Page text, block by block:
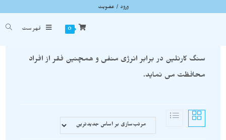
ورود / عضویت
0 فهرست کارنلین
سنگ کارنلين در برابر انرژی منفی و همچنین فقر از افراد
محافظت می نماید.